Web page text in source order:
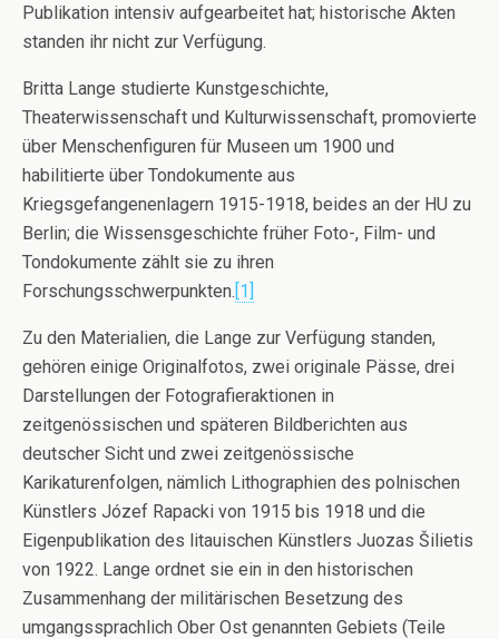
Publikation intensiv aufgearbeitet hat; historische Akten
standen ihr nicht zur Verfügung.
Britta Lange studierte Kunstgeschichte,
Theaterwissenschaft und Kulturwissenschaft, promovierte
über Menschenfiguren für Museen um 1900 und
habilitierte über Tondokumente aus
Kriegsgefangenenlagern 1915-1918, beides an der HU zu
Berlin; die Wissensgeschichte früher Foto-, Film- und
Tondokumente zählt sie zu ihren
Forschungsschwerpunkten.[1]
Zu den Materialien, die Lange zur Verfügung standen,
gehören einige Originalfotos, zwei originale Pässe, drei
Darstellungen der Fotografieraktionen in
zeitgenössischen und späteren Bildberichten aus
deutscher Sicht und zwei zeitgenössische
Karikaturenfolgen, nämlich Lithographien des polnischen
Künstlers Józef Rapacki von 1915 bis 1918 und die
Eigenpublikation des litauischen Künstlers Juozas Šilietis
von 1922. Lange ordnet sie ein in den historischen
Zusammenhang der militärischen Besetzung des
umgangssprachlich Ober Ost genannten Gebiets (Teile